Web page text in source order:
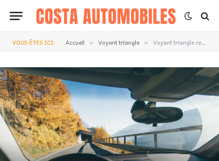
VOUS ÊTES ICI: Accueil » Voyant triangle » Voyant triangle reste allumé sur ma Volkswagen Derby : Comment faire ?